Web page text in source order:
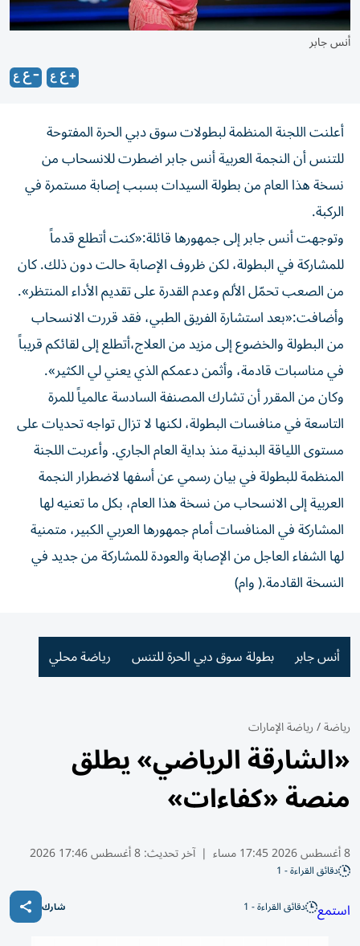
أنس جابر
أعلنت اللجنة المنظمة لبطولات سوق دبي الحرة المفتوحة
للتنس أن النجمة العربية أنس جابر اضطرت للانسحاب من
نسخة هذا العام من بطولة السيدات بسبب إصابة مستمرة في
الركبة.
وتوجهت أنس جابر إلى جمهورها قائلة:«كنت أتطلع قدماً
للمشاركة في البطولة، لكن ظروف الإصابة حالت دون ذلك. كان
من الصعب تحمّل الألم وعدم القدرة على تقديم الأداء المنتظر».
وأضافت:«بعد استشارة الفريق الطبي، فقد قررت الانسحاب
من البطولة والخضوع إلى مزيد من العلاج،أتطلع إلى لقائكم قريباً
في مناسبات قادمة، وأثمن دعمكم الذي يعني لي الكثير».
وكان من المقرر أن تشارك المصنفة السادسة عالمياً للمرة
التاسعة في منافسات البطولة، لكنها لا تزال تواجه تحديات على
مستوى اللياقة البدنية منذ بداية العام الجاري. وأعربت اللجنة
المنظمة للبطولة في بيان رسمي عن أسفها لاضطرار النجمة
العربية إلى الانسحاب من نسخة هذا العام، بكل ما تعنيه لها
المشاركة في المنافسات أمام جمهورها العربي الكبير، متمنية
لها الشفاء العاجل من الإصابة والعودة للمشاركة من جديد في
النسخة القادمة.( وام)
أنس جابر بطولة سوق دبي الحرة للتنس رياضة محلي
رياضة/رياضة الإمارات
«الشارقة الرياضي» يطلق
منصة «كفاءات»
8 أغسطس 2026 17:45 مساء | آخر تحديث:8 أغسطس 17:46 2026
دقائق القراءة - 1
استمع دقائق القراءة - 1 شارك